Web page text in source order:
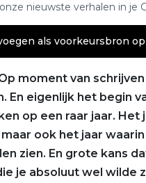
nieuwste verhalen in je
als voorkeursbron
moment van
En eigenlijk het begin
op een raar jaar.
ook het jaar
zien. En grote kans
je absoluut wel wilde